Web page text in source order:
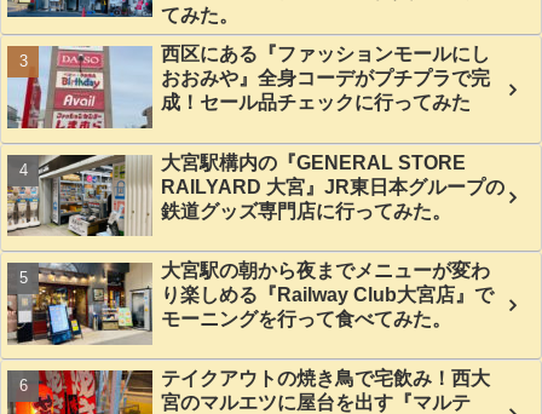
てみた。
西区にある『ファッションモールにし
おおみや』全身コーデがプチプラで完
成！セール品チェックに行ってみた
大宮駅構内の『GENERAL STORE
RAILYARD 大宮』JR東日本グループの
鉄道グッズ専門店に行ってみた。
大宮駅の朝から夜までメニューが変わ
り楽しめる『Railway Club大宮店』で
モーニングを行って食べてみた。
テイクアウトの焼き鳥で宅飲み！西大
宮のマルエツに屋台を出す『マルテ